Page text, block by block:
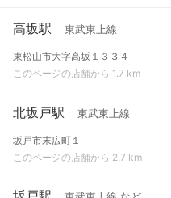
高坂駅 東武東上線
東松山市大字高坂１３３４
このページの店舗から 1.7 km
北坂戸駅 東武東上線
坂戸市末広町１
このページの店舗から 2.7 km